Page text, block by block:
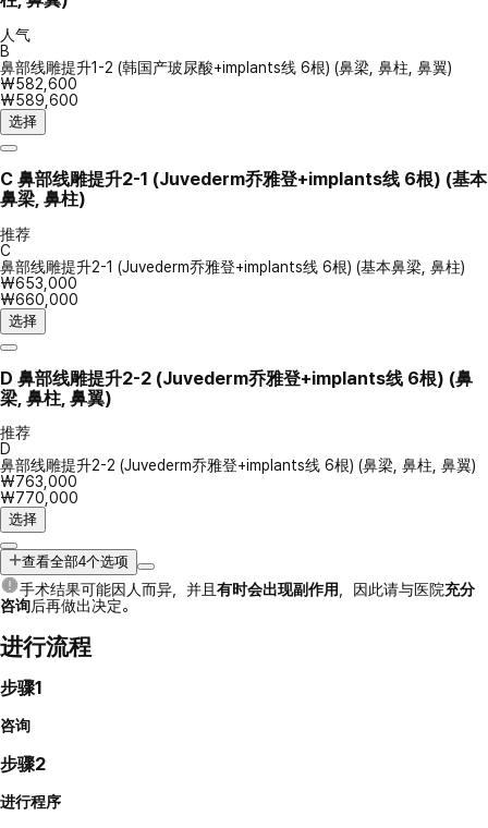
人气
B
鼻部线雕提升1-2 (韩国产玻尿酸+implants线 6根) (鼻梁, 鼻柱, 鼻翼)
₩582,600
₩589,600
选择
C 鼻部线雕提升2-1 (Juvederm乔雅登+implants线 6根) (基本
鼻梁, 鼻柱)
推荐
C
鼻部线雕提升2-1 (Juvederm乔雅登+implants线 6根) (基本鼻梁, 鼻柱)
₩653,000
₩660,000
选择
D 鼻部线雕提升2-2 (Juvederm乔雅登+implants线 6根) (鼻
梁, 鼻柱, 鼻翼)
推荐
D
鼻部线雕提升2-2 (Juvederm乔雅登+implants线 6根) (鼻梁, 鼻柱, 鼻翼)
₩763,000
₩770,000
选择
查看全部4个选项
手术结果可能因人而异，并且 有时会出现副作用，因此请与医院充分
咨询后再做出决定。
进行流程
步骤1
咨询
步骤2
进行程序